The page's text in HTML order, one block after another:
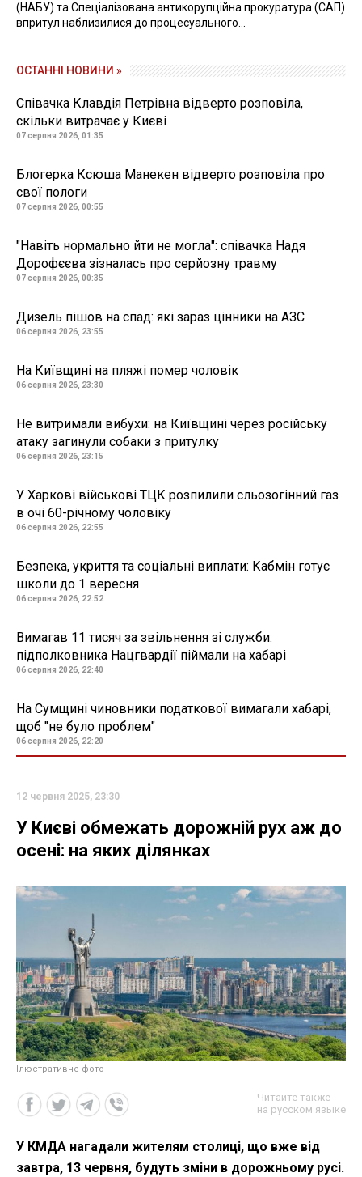
(НАБУ) та Спеціалізована антикорупційна прокуратура (САП)
впритул наблизилися до процесуального...
ОСТАННІ НОВИНИ »
Співачка Клавдія Петрівна відверто розповіла,
скільки витрачає у Києві
07 серпня 2026, 01:35
Блогерка Ксюша Манекен відверто розповіла про
свої пологи
07 серпня 2026, 00:55
"Навіть нормально йти не могла": співачка Надя
Дорофєєва зізналась про серйозну травму
07 серпня 2026, 00:35
Дизель пішов на спад: які зараз цінники на АЗС
06 серпня 2026, 23:55
На Київщині на пляжі помер чоловік
06 серпня 2026, 23:30
Не витримали вибухи: на Київщині через російську
атаку загинули собаки з притулку
06 серпня 2026, 23:15
У Харкові військові ТЦК розпилили сльозогінний газ
в очі 60-річному чоловіку
06 серпня 2026, 22:55
Безпека, укриття та соціальні виплати: Кабмін готує
школи до 1 вересня
06 серпня 2026, 22:52
Вимагав 11 тисяч за звільнення зі служби:
підполковника Нацгвардії піймали на хабарі
06 серпня 2026, 22:40
На Сумщині чиновники податкової вимагали хабарі,
щоб "не було проблем"
06 серпня 2026, 22:20
12 червня 2025, 23:30
У Києві обмежать дорожній рух аж до
осені: на яких ділянках
Ілюстративне фото
Читайте также
на русском языке
У КМДА нагадали жителям столиці, що вже від
завтра, 13 червня, будуть зміни в дорожньому русі.